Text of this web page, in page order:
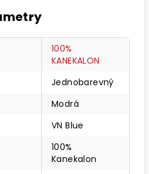
100%
KANEKALON
Jednobarevný
Modrá
VN Blue
100%
Kanekalon